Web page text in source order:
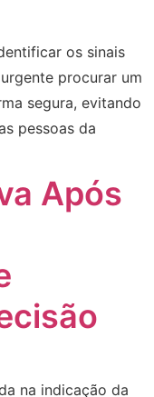
os sinais
procurar um
segura, evitando
pessoas da
Após
na indicação da